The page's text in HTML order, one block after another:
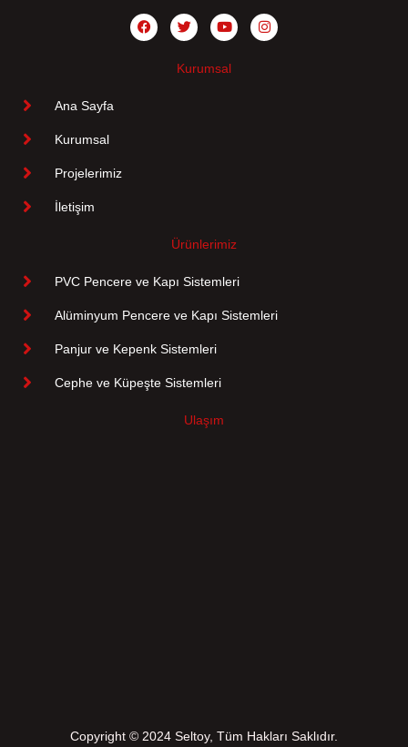
Kurumsal
Ana Sayfa
Kurumsal
Projelerimiz
İletişim
Ürünlerimiz
PVC Pencere ve Kapı Sistemleri
Alüminyum Pencere ve Kapı Sistemleri
Panjur ve Kepenk Sistemleri
Cephe ve Küpeşte Sistemleri
Ulaşım
Copyright © 2024 Seltoy, Tüm Hakları Saklıdır.